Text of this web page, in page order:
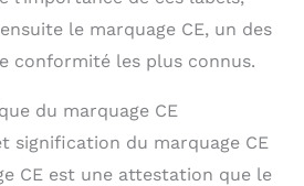
le marquage CE, un des
conformité les plus connus.
du marquage CE
signification du marquage CE
CE est une attestation que le